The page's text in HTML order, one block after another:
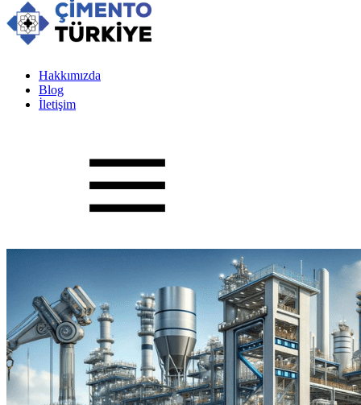
Hakkımızda
Blog
İletişim